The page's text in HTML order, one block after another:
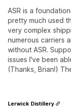
ASR is a
pretty much used
very complex
numerous carriers
without ASR.
issues I've been
(Thanks, Brian!)
Lerwick Distillery